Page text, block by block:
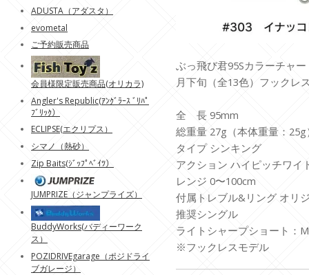
ぶっ飛び君95Sカラーチャ
月下旬（全13色）フックレ
全 長 95mm
総重量 27g（本体重量：25g
タイプ シンキング
アクション ハイピッチワイ
レンジ 0〜100cm
付属トレブル&リング オリ
推奨シングル
ライトシャープショート：
※フックレスモデル
ADUSTA（アダスタ）
evometal
ご予約販売商品
会員様限定販売商品(オリカラ)
Angler's Republic(ｱﾝｸﾞﾗｰｽ ﾞﾘﾊﾟ
ﾌﾞﾘｯｸ）
ECLIPSE(エクリプス）
シマノ（熱砂）
Zip Baits(ｼﾞｯﾌﾟﾍﾞｲﾂ）
JUMPRIZE（ジャンプライズ）
BuddyWorks(バディーワーク
ス）
POZIDRIVEgarage（ポジドライ
ブガレージ）